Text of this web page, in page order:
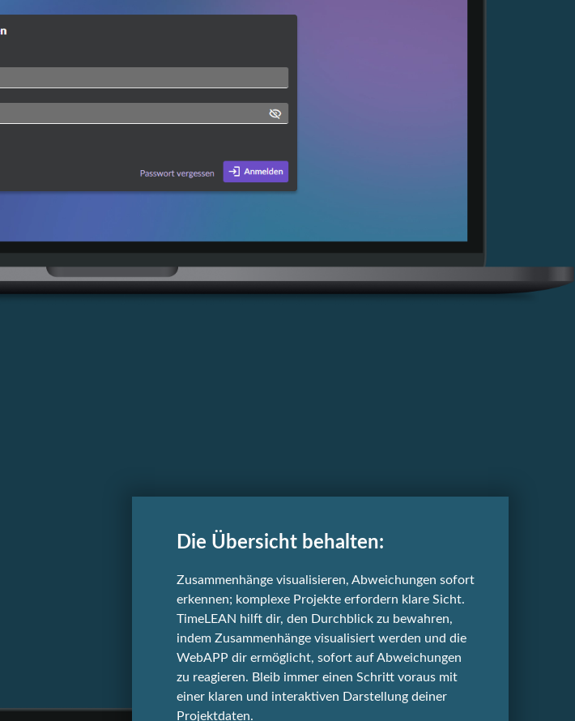
Die Übersicht behalten:
Zusammenhänge visualisieren, Abweichungen sofort
erkennen; komplexe Projekte erfordern klare Sicht.
TimeLEAN hilft dir, den Durchblick zu bewahren,
indem Zusammenhänge visualisiert werden und die
WebAPP dir ermöglicht, sofort auf Abweichungen
zu reagieren. Bleib immer einen Schritt voraus mit
einer klaren und interaktiven Darstellung deiner
Projektdaten.